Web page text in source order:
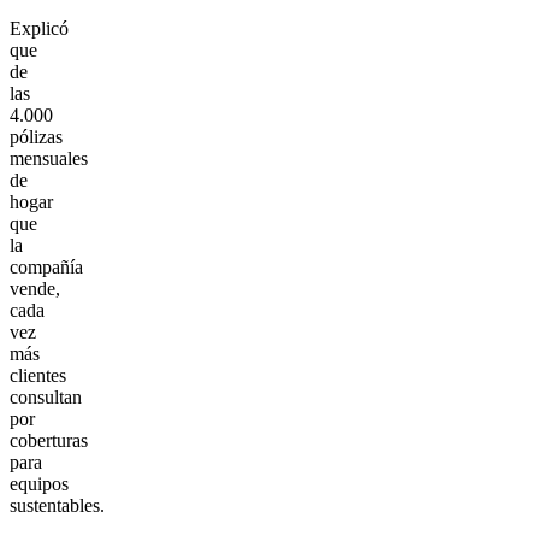
Explicó
que
de
las
4.000
pólizas
mensuales
de
hogar
que
la
compañía
vende,
cada
vez
más
clientes
consultan
por
coberturas
para
equipos
sustentables.